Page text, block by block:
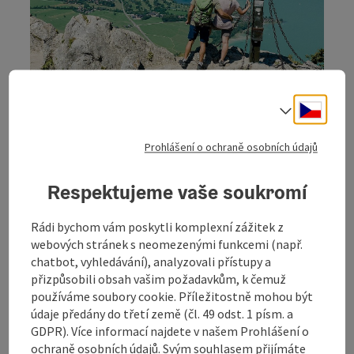
která vybízejí k posezení.
Toto dobrodružství
se táhne přes 14 000 výškových metrů a je
jednou z nejkrásnějších dálkových turistických
tras v Rakousku s nesčetnými
alpskými a
Zážitek z přírody mezi horami a
jezerem
Dovolená v Solné komoře v sobě spojuje pohyb,
zážitky z přírody a působivé scenérie. Mezi
panoramatickými horami a křišťálově čistými jezery
se rozprostírá oblast, která je jako stvořená pro
aktivní hodiny strávené v přírodě. Jízda na kole, pěší
turistika a lyžování jsou zde stejně důležitou součástí
Cesky
Volba
Prohlášení o ochraně osobních údajů
Respektujeme vaše soukromí
Rádi bychom vám poskytli komplexní zážitek z
webových stránek s neomezenými funkcemi (např.
chatbot, vyhledávání), analyzovali přístupy a
přizpůsobili obsah vašim požadavkům, k čemuž
používáme soubory cookie. Příležitostně mohou být
údaje předány do třetí země (čl. 49 odst. 1 písm. a
GDPR). Více informací najdete v našem Prohlášení o
ochraně osobních údajů. Svým souhlasem přijímáte